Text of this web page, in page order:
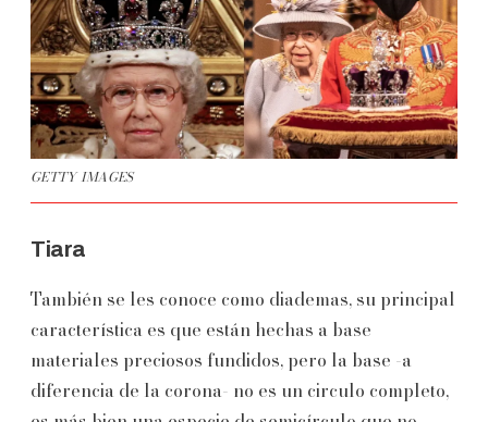
GETTY IMAGES
Tiara
También se les conoce como diademas, su principal
característica es que están hechas a base
materiales preciosos fundidos, pero la base -a
diferencia de la corona- no es un circulo completo,